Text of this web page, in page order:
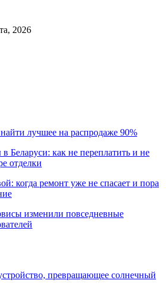
2026
лучшее на распродаже 90%
Беларуси: как не переплатить и не
отделки
когда ремонт уже не спасает и пора
изменили повседневные
превращающее солнечный